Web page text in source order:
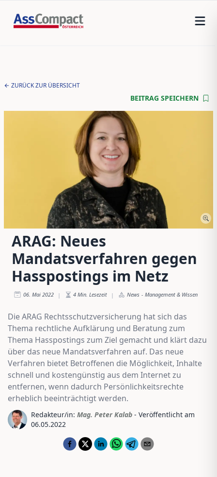
ZURÜCK ZUR ÜBERSICHT
BEITRAG SPEICHERN
ARAG: Neues
Mandatsverfahren gegen
Hasspostings im Netz
06. Mai 2022 | 4 Min. Lesezeit | News - Management & Wissen
Die ARAG Rechtsschutzversicherung hat sich das
Thema rechtliche Aufklärung und Beratung zum
Thema Hasspostings zum Ziel gemacht und klärt dazu
über das neue Mandatsverfahren auf. Das neue
Verfahren bietet Betroffenen die Möglichkeit, Inhalte
schnell und kostengünstig aus dem Internet zu
entfernen, wenn dadurch Persönlichkeitsrechte
erheblich beeinträchtigt werden.
Redakteur/in: Mag. Peter Kalab - Veröffentlicht am
06.05.2022